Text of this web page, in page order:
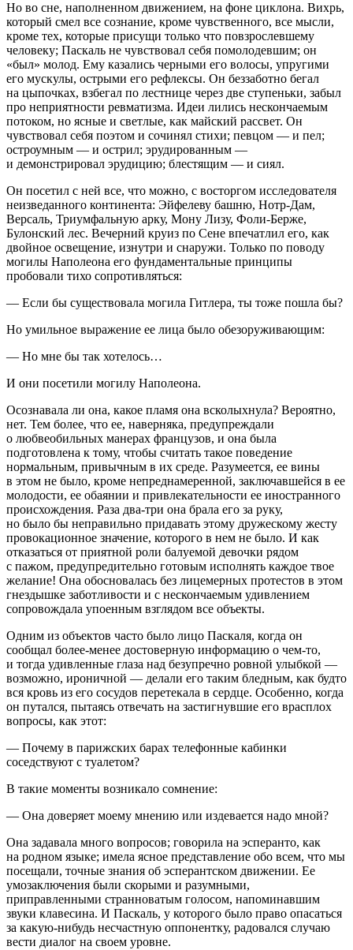
Но во сне, наполненном движением, на фоне циклона. Вихрь,
который смел все сознание, кроме чувственного, все мысли,
кроме тех, которые присущи только что повзрослевшему
человеку; Паскаль не чувствовал себя помолодевшим; он
«был» молод. Ему казались черными его волосы, упругими
его мускулы, острыми его рефлексы. Он беззаботно бегал
на цыпочках, взбегал по лестнице через две ступеньки, забыл
про неприятности ревматизма. Идеи лились нескончаемым
потоком, но ясные и светлые, как майский рассвет. Он
чувствовал себя поэтом и сочинял стихи; певцом — и пел;
остроумным — и острил; эрудированным —
и демонстрировал эрудицию; блестящим — и сиял.
Он посетил с ней все, что можно, с восторгом исследователя
неизведанного континента: Эйфелеву башню, Нотр-Дам,
Версаль, Триумфальную арку, Мону Лизу, Фоли-Берже,
Булонский лес. Вечерний круиз по Сене впечатлил его, как
двойное освещение, изнутри и снаружи. Только по поводу
могилы Наполеона его фундаментальные принципы
пробовали тихо сопротивляться:
— Если бы существовала могила Гитлера, ты тоже пошла бы?
Но умильное выражение ее лица было обезоруживающим:
— Но мне бы так хотелось…
И они посетили могилу Наполеона.
Осознавала ли она, какое пламя она всколыхнула? Вероятно,
нет. Тем более, что ее, наверняка, предупреждали
о любвеобильных манерах французов, и она была
подготовлена к тому, чтобы считать такое поведение
нормальным, привычным в их среде. Разумеется, ее вины
в этом не было, кроме непреднамеренной, заключавшейся в ее
молодости, ее обаянии и привлекательности ее иностранного
происхождения. Раза два-три она брала его за руку,
но было бы неправильно придавать этому дружескому жесту
провокационное значение, которого в нем не было. И как
отказаться от приятной роли балуемой девочки рядом
с пажом, предупредительно готовым исполнять каждое твое
желание! Она обосновалась без лицемерных протестов в этом
гнездышке заботливости и с нескончаемым удивлением
сопровождала упоенным взглядом все объекты.
Одним из объектов часто было лицо Паскаля, когда он
сообщал более-менее достоверную информацию о чем-то,
и тогда удивленные глаза над безупречно ровной улыбкой —
возможно, ироничной — делали его таким бледным, как будто
вся кровь из его сосудов перетекала в сердце. Особенно, когда
он путался, пытаясь отвечать на застигнувшие его врасплох
вопросы, как этот:
— Почему в парижских барах телефонные кабинки
соседствуют с туалетом?
В такие моменты возникало сомнение:
— Она доверяет моему мнению или издевается надо мной?
Она задавала много вопросов; говорила на эсперанто, как
на родном языке; имела ясное представление обо всем, что мы
посещали, точные знания об эсперантском движении. Ее
умозаключения были скорыми и разумными,
приправленными странноватым голосом, напоминавшим
звуки клавесина. И Паскаль, у которого было право опасаться
за какую-нибудь несчастную оппонентку, радовался случаю
вести диалог на своем уровне.